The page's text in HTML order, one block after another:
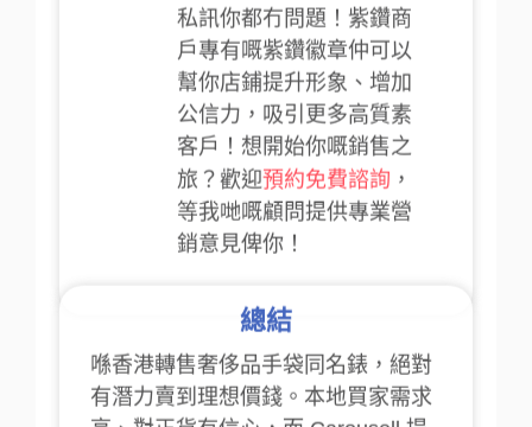
客戶！想開始你嘅銷售之
旅？歡迎預約免費諮詢，
等我哋嘅顧問提供專業營
銷意見俾你！
總結
有潛力賣到理想價錢。本地買家需求
高、對正貨有信心，而 Carousell 提
供嘅奢侈品分類同賣家曝光工具，正
好幫你接觸真正有購買力嘅客人。